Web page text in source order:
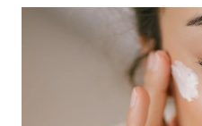
MODA & LJEPOTA